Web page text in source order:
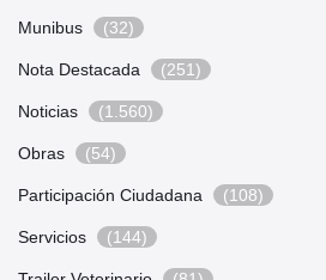
Munibus (32)
Nota Destacada (251)
Noticias (1.560)
Obras (54)
Participación Ciudadana (108)
Servicios (144)